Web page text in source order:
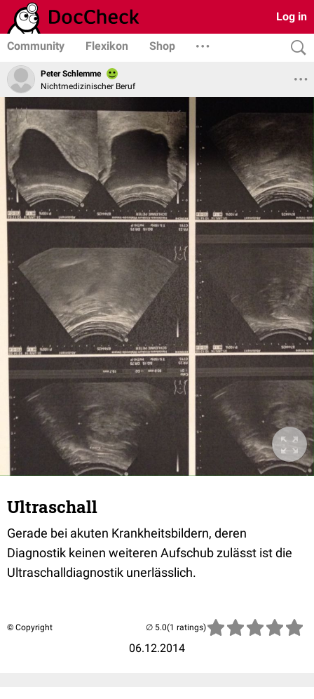
Log in
Community Flexikon Shop
Peter Schlemme
Nichtmedizinischer Beruf
Ultraschall
Gerade bei akuten Krankheitsbildern, deren
Diagnostik keinen weiteren Aufschub zulässt ist die
Ultraschalldiagnostik unerlässlich.
© Copyright
06.12.2014
(1 ratings)